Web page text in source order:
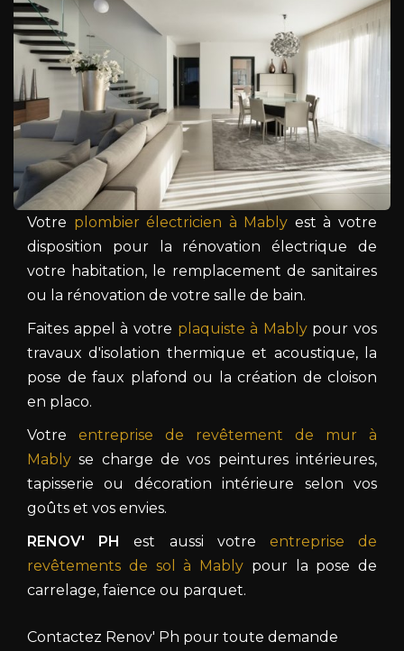
Votre plombier électricien à Mably est à votre
disposition pour la rénovation électrique de
votre habitation, le remplacement de sanitaires
ou la rénovation de votre salle de bain.
Faites appel à votre plaquiste à Mablypour vos
travaux d'isolation thermique et acoustique, la
pose de faux plafond ou la création de cloison
en placo.
Votre entreprise de revêtement de mur à
Mably se charge de vos peintures intérieures,
tapisserie ou décoration intérieure selon vos
goûts et vos envies.
RENOV' PH
est aussi votre entreprise de
revêtements de sol à Mably pour la pose de
carrelage, faïence ou parquet.
Contactez Renov' Ph pour toute demande